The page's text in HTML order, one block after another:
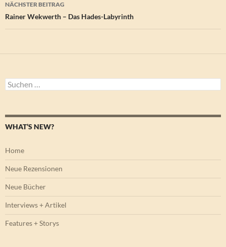
NÄCHSTER BEITRAG
Rainer Wekwerth – Das Hades-Labyrinth
Suchen
nach:
WHAT’S NEW?
Home
Neue Rezensionen
Neue Bücher
Interviews + Artikel
Features + Storys